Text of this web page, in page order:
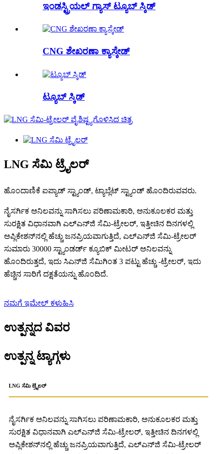
ಇಂಡಸ್ಟ್ರಿಯಲ್ ಗ್ಯಾಸ್ ಟ್ಯೂಬ್ ಸ್ಕಿಡ್
CNG ಶೇಖರಣಾ ಕ್ಯಾಸ್ಕೇಡ್
ಟ್ಯೂಬ್ ಸ್ಕಿಡ್
LNG ಸೆಮಿ ಟ್ರೈಲರ್
ಹೊಂದಾಣಿಕೆ ಐಪ್ಯಾಡ್ ಸ್ಟ್ಯಾಂಡ್, ಟ್ಯಾಬ್ಲೆಟ್ ಸ್ಟ್ಯಾಂಡ್ ಹೊಂದಿರುವವರು.
ನೈಸರ್ಗಿಕ ಅನಿಲವನ್ನು ಸಾಗಿಸಲು ಪರಿಣಾಮಕಾರಿ, ಅನುಕೂಲಕರ ಮತ್ತು
ಸುರಕ್ಷಿತ ವಿಧಾನವಾಗಿ ಎಲ್‌ಎನ್‌ಜಿ ಸೆಮಿ-ಟ್ರೇಲರ್, ಇತ್ತೀಚಿನ ದಿನಗಳಲ್ಲಿ
ಅಪ್ಲಿಕೇಶನ್‌ನಲ್ಲಿ ಹೆಚ್ಚು ಜನಪ್ರಿಯವಾಗುತ್ತಿದೆ, ಎಲ್‌ಎನ್‌ಜಿ ಸೆಮಿ-ಟ್ರೇಲರ್
ಸುಮಾರು 30000 ಸ್ಟ್ಯಾಂಡರ್ಡ್ ಕ್ಯೂಬಿಕ್ ಮೀಟರ್ ಅನಿಲವನ್ನು
ಹೊಂದಿರುತ್ತದೆ, ಇದು ಸಿಎನ್‌ಜಿ ಸೆಮಿಗಿಂತ 3 ಪಟ್ಟು ಹೆಚ್ಚು -ಟ್ರೇಲರ್, ಇದು
ಹೆಚ್ಚಿನ ಸಾರಿಗೆ ದಕ್ಷತೆಯನ್ನು ಹೊಂದಿದೆ.
ನಮಗೆ ಇಮೇಲ್ ಕಳುಹಿಸಿ
ಉತ್ಪನ್ನದ ವಿವರ
ಉತ್ಪನ್ನ ಟ್ಯಾಗ್ಗಳು
LNG ಸೆಮಿ ಟ್ರೈಲರ್
ನೈಸರ್ಗಿಕ ಅನಿಲವನ್ನು ಸಾಗಿಸಲು ಪರಿಣಾಮಕಾರಿ, ಅನುಕೂಲಕರ ಮತ್ತು
ಸುರಕ್ಷಿತ ವಿಧಾನವಾಗಿ ಎಲ್‌ಎನ್‌ಜಿ ಸೆಮಿ-ಟ್ರೇಲರ್, ಇತ್ತೀಚಿನ ದಿನಗಳಲ್ಲಿ
ಅಪ್ಲಿಕೇಶನ್‌ನಲ್ಲಿ ಹೆಚ್ಚು ಜನಪ್ರಿಯವಾಗುತ್ತಿದೆ, ಎಲ್‌ಎನ್‌ಜಿ ಸೆಮಿ-ಟ್ರೇಲರ್